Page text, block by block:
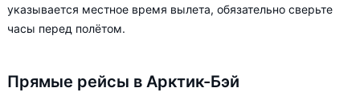
указывается местное время вылета, обязательно сверьте
часы перед полётом.
Прямые рейсы в Арктик-Бэй